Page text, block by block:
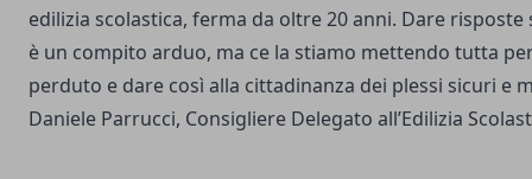
edilizia scolastica, ferma da oltre 20 anni. Dare
è un compito arduo, ma ce la stiamo mettendo tutta
perduto e dare così alla cittadinanza dei plessi sicuri e
Daniele Parrucci, Consigliere Delegato all’Edilizia